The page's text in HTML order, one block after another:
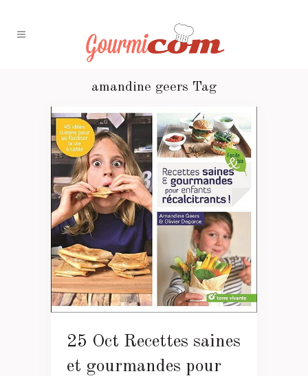
amandine geers Tag
25 Oct Recettes saines
et gourmandes pour